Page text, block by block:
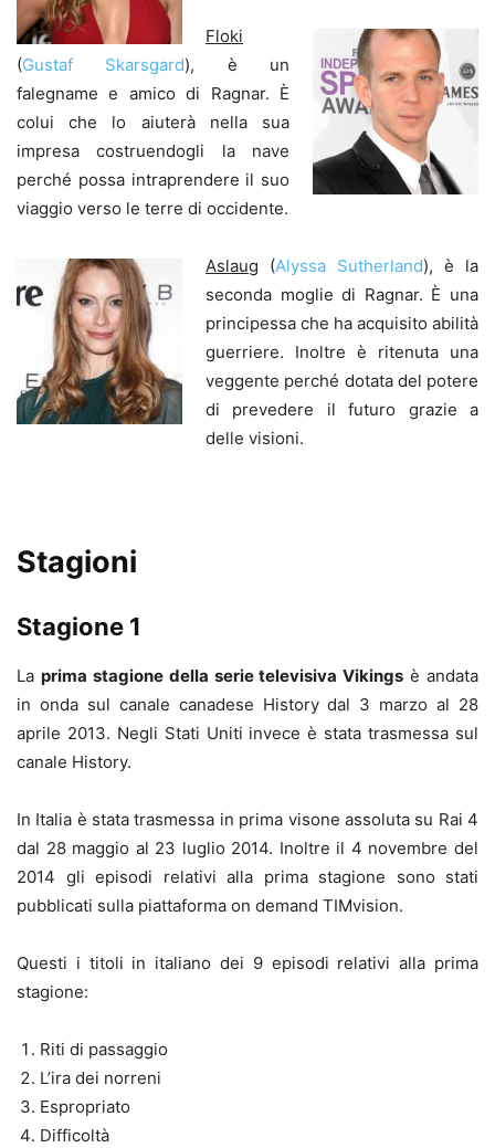
Floki
(Gustaf Skarsgard), è un
falegname e amico di Ragnar. È
colui che lo aiuterà nella sua
impresa costruendogli la nave
perché possa intraprendere il suo
viaggio verso le terre di occidente.
Aslaug (Alyssa Sutherland), è la
seconda moglie di Ragnar. È una
principessa che ha acquisito abilità
guerriere. Inoltre è ritenuta una
veggente perché dotata del potere
di prevedere il futuro grazie a
delle visioni.
Stagioni
Stagione 1
La prima stagione della serie televisiva Vikings è andata
in onda sul canale canadese History dal 3 marzo al 28
aprile 2013. Negli Stati Uniti invece è stata trasmessa sul
canale History.
In Italia è stata trasmessa in prima visone assoluta su Rai 4
dal 28 maggio al 23 luglio 2014. Inoltre il 4 novembre del
2014 gli episodi relativi alla prima stagione sono stati
pubblicati sulla piattaforma on demand TIMvision.
Questi i titoli in italiano dei 9 episodi relativi alla prima
stagione:
Riti di passaggio
L’ira dei norreni
Espropriato
Difficoltà